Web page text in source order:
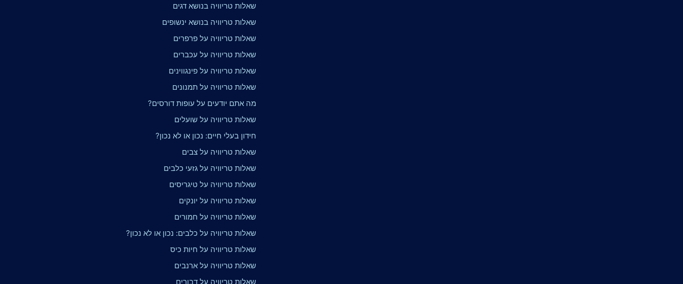
שאלות טריוויה בנושא דגים
שאלות טריוויה בנושא ינשופים
שאלות טריוויה על פרפרים
שאלות טריוויה על עכברים
שאלות טריוויה על פינגווינים
שאלות טריוויה על תמנונים
מה אתם יודעים על עופות דורסים?
שאלות טריוויה על שועלים
חידון בעלי חיים: נכון או לא נכון?
שאלות טריוויה על צבים
שאלות טריוויה על גזעי כלבים
שאלות טריוויה על טיגריסים
שאלות טריוויה על יונקים
שאלות טריוויה על חמורים
שאלות טריוויה על כלבים: נכון או לא נכון?
שאלות טריוויה על חיות כיס
שאלות טריוויה על ארנבים
שאלות טריוויה על דבורים